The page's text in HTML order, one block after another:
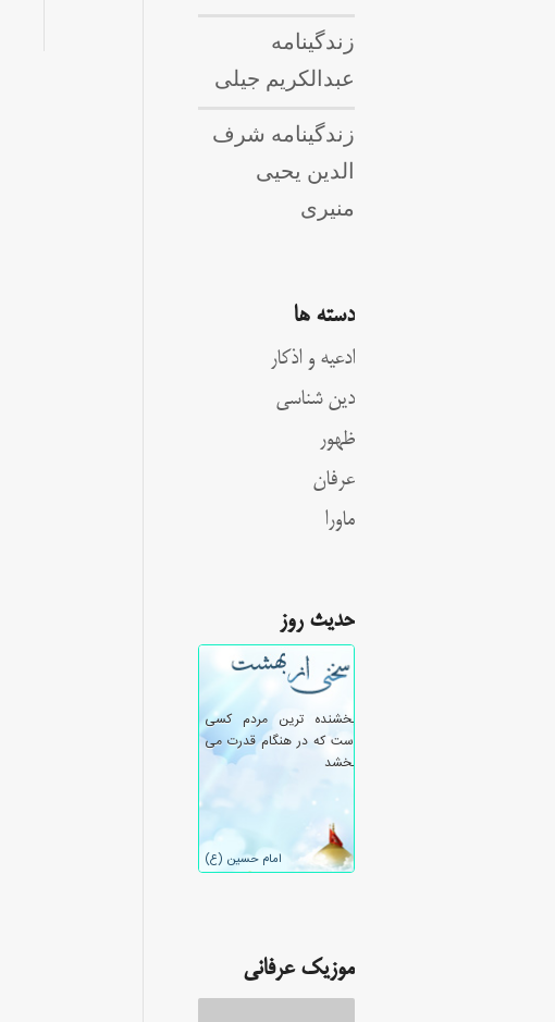
زندگینامه
عبدالکریم جیلی
زندگینامه شرف
الدین یحیی
منیری
دسته ها
ادعیه و اذکار
دین شناسی
ظهور
عرفان
ماورا
حدیث روز
موزیک عرفانی